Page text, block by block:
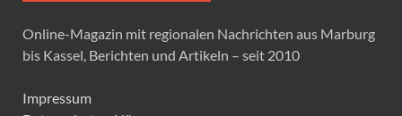
Online-Magazin mit regionalen Nachrichten aus Marburg
bis Kassel, Berichten und Artikeln – seit 2010
Impressum